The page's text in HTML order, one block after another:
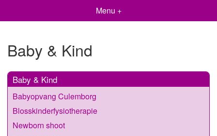
Menu +
Baby & Kind
Baby & Kind
Babyopvang Culemborg
Blosskinderfysiotherapie
Newborn shoot